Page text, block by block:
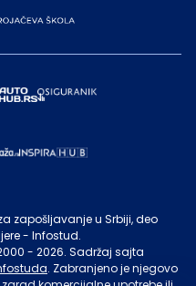
zapošljavanje u Srbiji, deo
- Infostud.
- 2026. Sadržaj sajta
. Zabranjeno je njegovo